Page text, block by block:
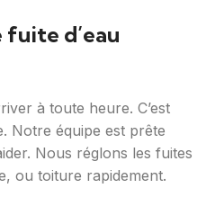
fuite d’eau
à toute heure. C’est
Notre équipe est prête
Nous réglons les fuites
ou toiture rapidement.